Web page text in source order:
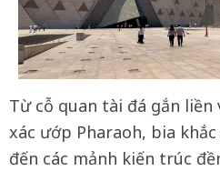
Từ cỗ quan tài đá gắn liền
xác ướp Pharaoh, bia
đến các mảnh kiến trúc